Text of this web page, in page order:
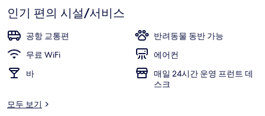
기
인기 편의 시설/서비스
공항 교통편
반려동물 동반 가능
무료 WiFi
에어컨
바
매일 24시간 운영 프런트 데
스크
모두 보기